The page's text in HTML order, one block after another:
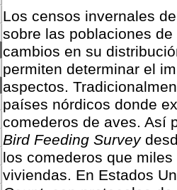
Los censos invernales
sobre las poblaciones
cambios en su
permiten determinar el
aspectos.
países nórdicos donde
comederos de aves. Así
Bird Feeding Survey
los comederos que
viviendas. En Estados